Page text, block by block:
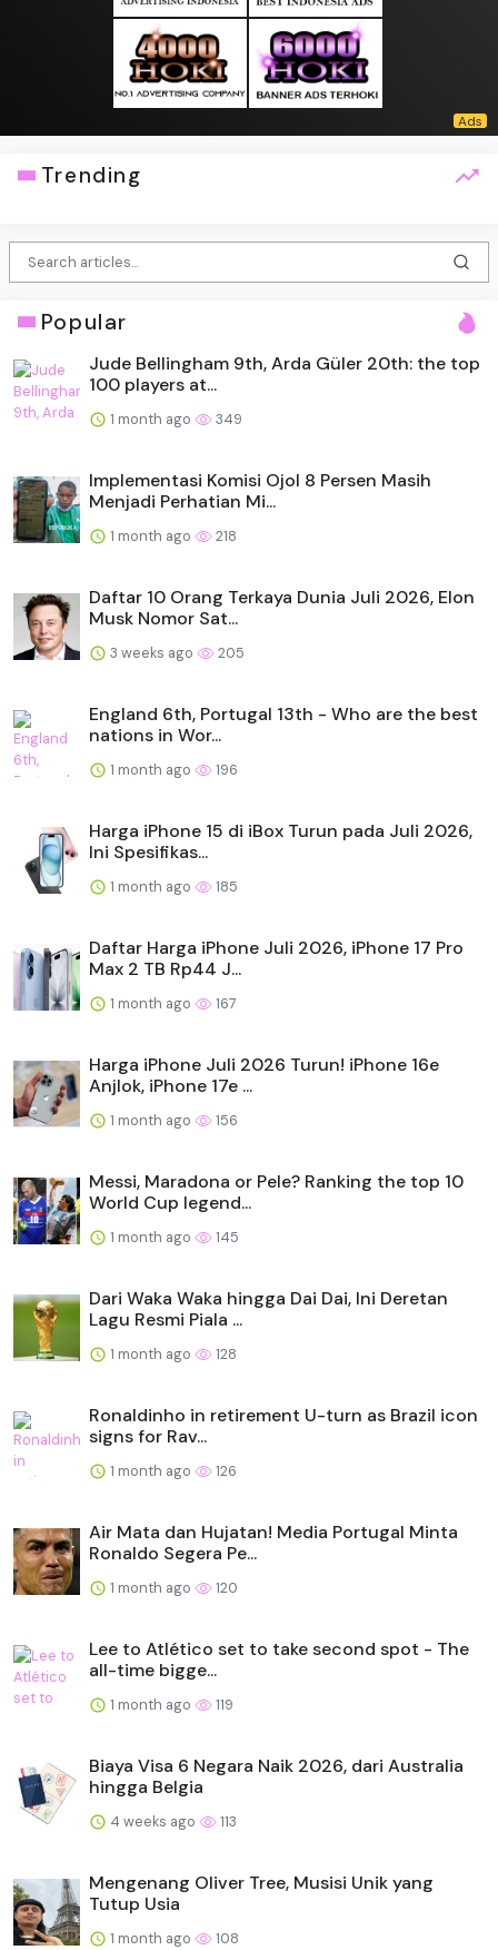
Trending
Popular
Jude Bellingham 9th, Arda Güler 20th: the top
100 players at...
1 month ago 349
Implementasi Komisi Ojol 8 Persen Masih
Menjadi Perhatian Mi...
1 month ago 218
Daftar 10 Orang Terkaya Dunia Juli 2026, Elon
Musk Nomor Sat...
3 weeks ago 205
England 6th, Portugal 13th - Who are the best
nations in Wor...
1 month ago 196
Harga iPhone 15 di iBox Turun pada Juli 2026,
Ini Spesifikas...
1 month ago 185
Daftar Harga iPhone Juli 2026, iPhone 17 Pro
Max 2 TB Rp44 J...
1 month ago 167
Harga iPhone Juli 2026 Turun! iPhone 16e
Anjlok, iPhone 17e ...
1 month ago 156
Messi, Maradona or Pele? Ranking the top 10
World Cup legend...
1 month ago 145
Dari Waka Waka hingga Dai Dai, Ini Deretan
Lagu Resmi Piala ...
1 month ago 128
Ronaldinho in retirement U-turn as Brazil icon
signs for Rav...
1 month ago 126
Air Mata dan Hujatan! Media Portugal Minta
Ronaldo Segera Pe...
1 month ago 120
Lee to Atlético set to take second spot - The
all-time bigge...
1 month ago 119
Biaya Visa 6 Negara Naik 2026, dari Australia
hingga Belgia
4 weeks ago 113
Mengenang Oliver Tree, Musisi Unik yang
Tutup Usia
1 month ago 108